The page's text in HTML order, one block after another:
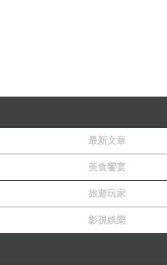
最新文章
美食饗宴
旅遊玩家
影視娛樂